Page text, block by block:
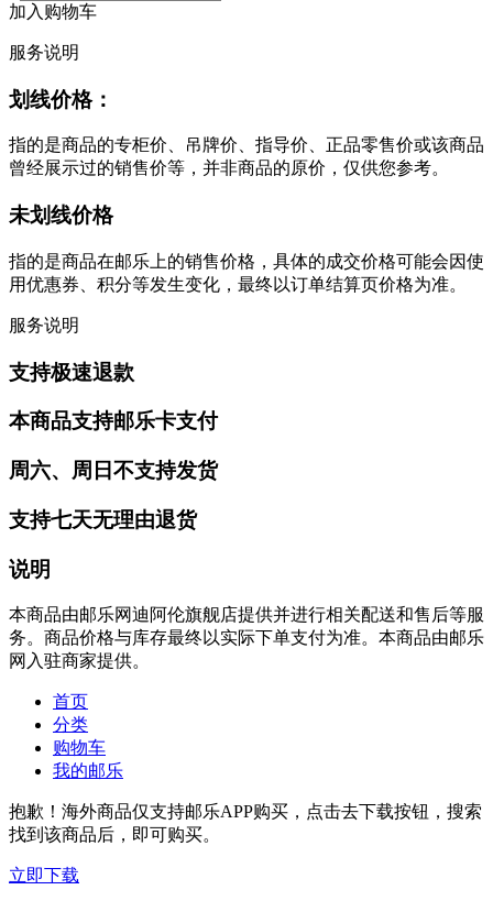
加入购物车
服务说明
划线价格：
指的是商品的专柜价、吊牌价、指导价、正品零售价或该商品
曾经展示过的销售价等，并非商品的原价，仅供您参考。
未划线价格
指的是商品在邮乐上的销售价格，具体的成交价格可能会因使
用优惠券、积分等发生变化，最终以订单结算页价格为准。
服务说明
支持极速退款
本商品支持邮乐卡支付
周六、周日不支持发货
支持七天无理由退货
说明
本商品由邮乐网迪阿伦旗舰店提供并进行相关配送和售后等服
务。商品价格与库存最终以实际下单支付为准。本商品由邮乐
网入驻商家提供。
首页
分类
购物车
我的邮乐
抱歉！海外商品仅支持邮乐APP购买，点击去下载按钮，搜索
找到该商品后，即可购买。
立即下载